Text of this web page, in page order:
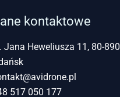
kontaktowe
Jana Heweliusza 11, 80-890
517 050 177